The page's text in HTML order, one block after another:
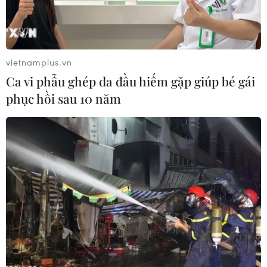
Siêu tàu chở dầu Pu Tuo San VLCC của Hin Leong ở vùng biển
ngoài khơi đảo Jurong ở Singapore ngày 11/7/2019. (Nguồn:
Reuters)
Theo các nguồn thạo tin, Tập đoàn Hóa chất và
Dầu khí Trung Quốc (Sinopec) đang trong giai
vietnamplus.vn
Ca vi phẫu ghép da đầu hiếm gặp giúp bé gái
phục hồi sau 10 năm